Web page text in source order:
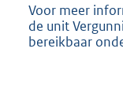
Voor meer
de unit
bereikbaar